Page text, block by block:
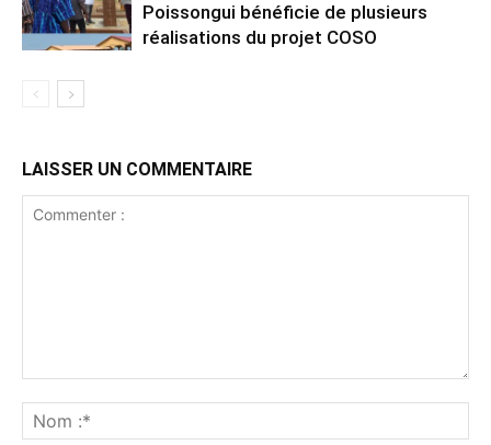
Poissongui bénéficie de plusieurs
réalisations du projet COSO
LAISSER UN COMMENTAIRE